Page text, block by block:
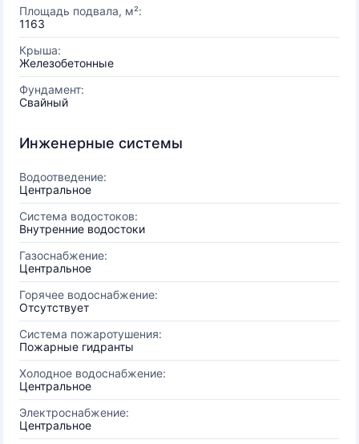
Площадь подвала, м²:
1163
Крыша:
Железобетонные
Фундамент:
Свайный
Инженерные системы
Водоотведение:
Центральное
Система водостоков:
Внутренние водостоки
Газоснабжение:
Центральное
Горячее водоснабжение:
Отсутствует
Система пожаротушения:
Пожарные гидранты
Холодное водоснабжение:
Центральное
Электроснабжение:
Центральное